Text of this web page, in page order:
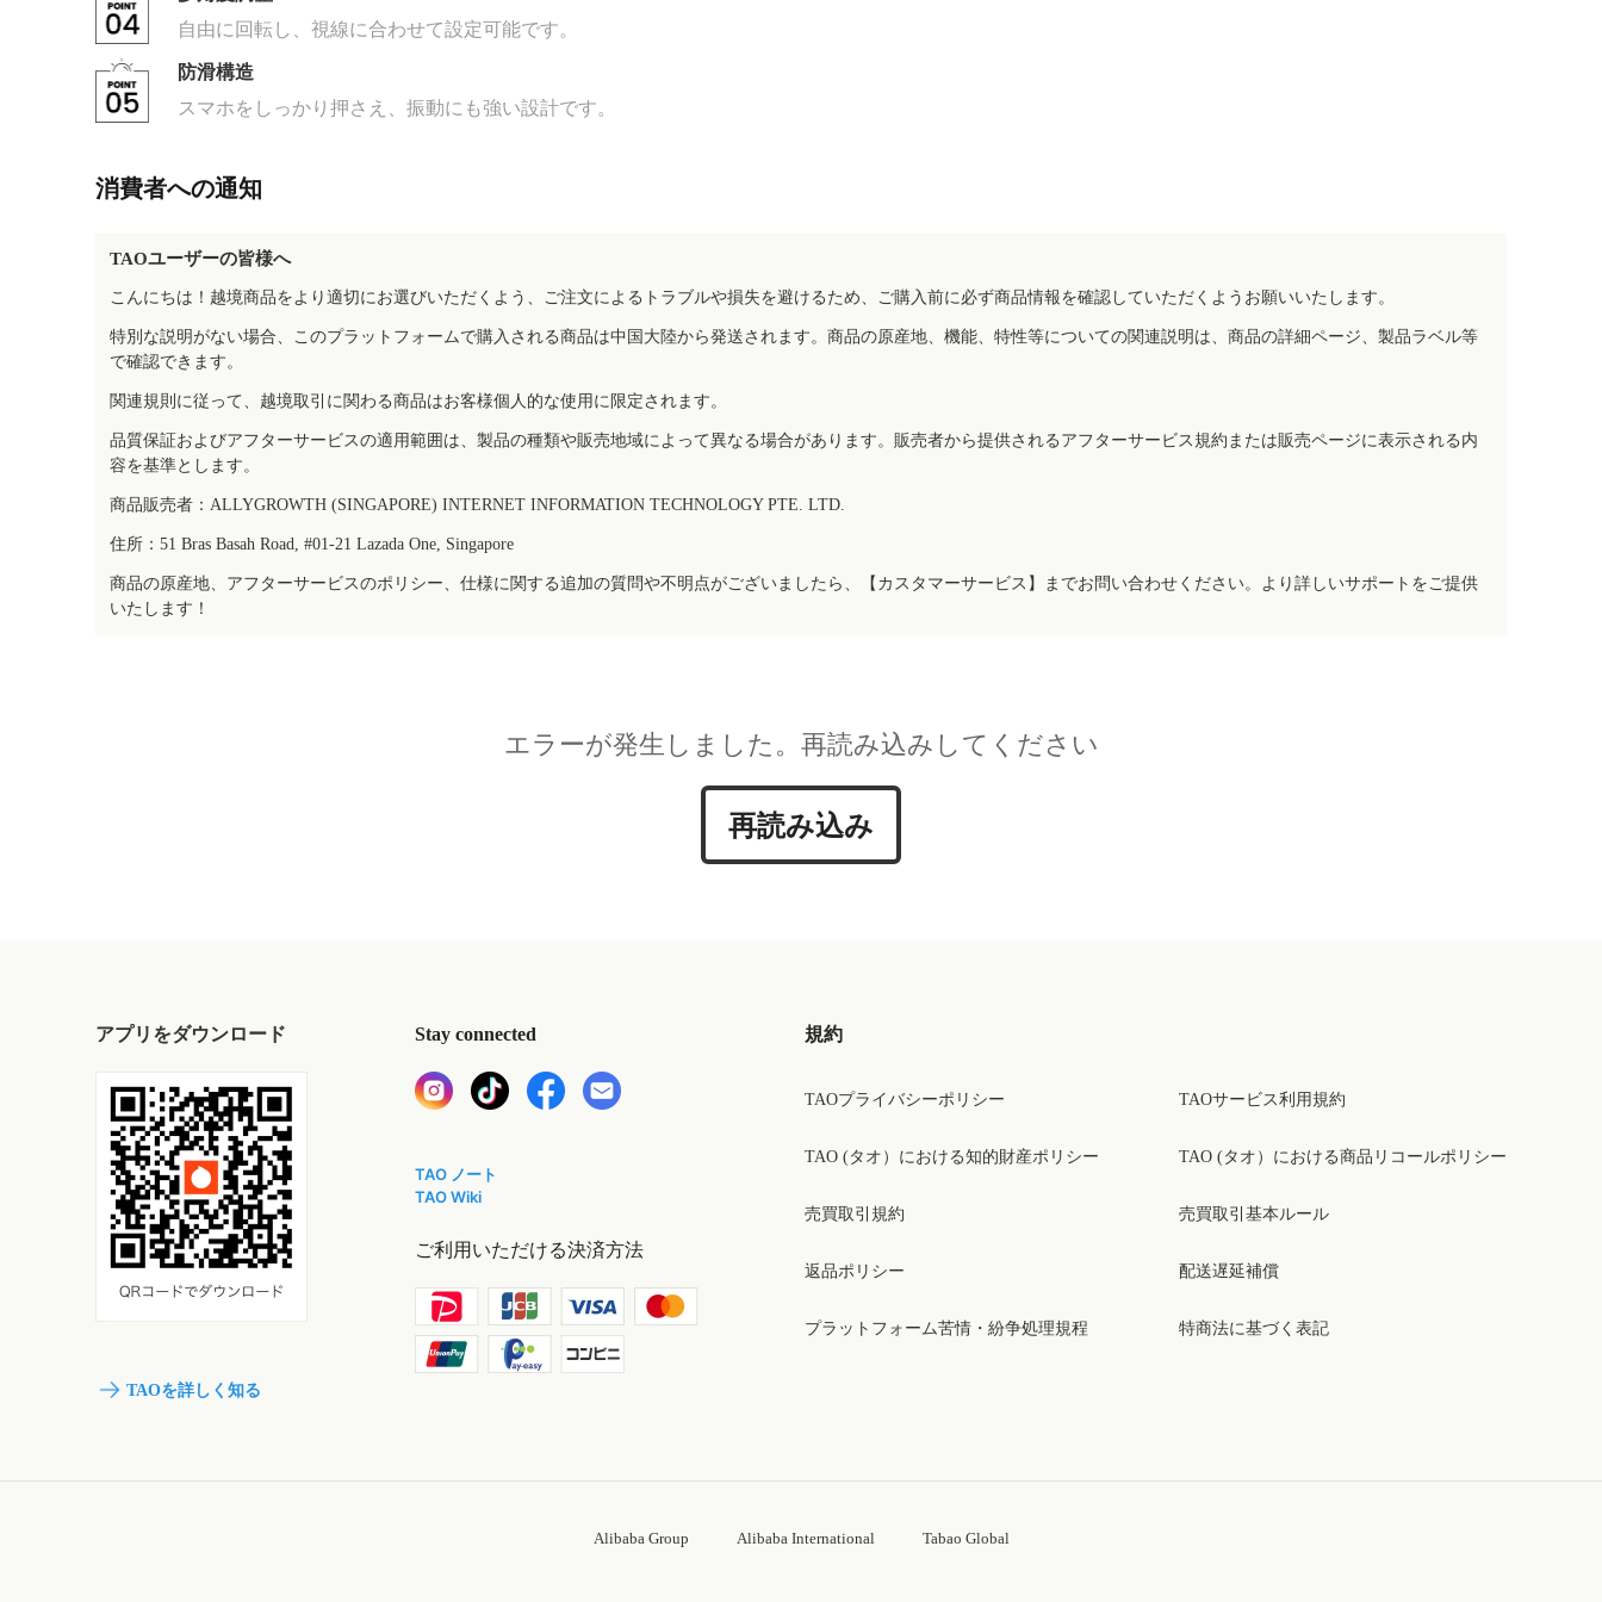
自由に回転し、視線に合わせて設定可能です。
防滑構造
スマホをしっかり押さえ、振動にも強い設計です。
消費者への通知
TAOユーザーの皆様へ
こんにちは！越境商品をより適切にお選びいただくよう、ご注文によるトラブルや損失を避けるため、ご購入前に必ず商品情報を確認していただくようお願いいたします。
特別な説明がない場合、このプラットフォームで購入される商品は中国大陸から発送されます。商品の原産地、機能、特性等についての関連説明は、商品の詳細ページ、製品ラベル等
で確認できます。
関連規則に従って、越境取引に関わる商品はお客様個人的な使用に限定されます。
品質保証およびアフターサービスの適用範囲は、製品の種類や販売地域によって異なる場合があります。販売者から提供されるアフターサービス規約または販売ページに表示される内
容を基準とします。
商品販売者：ALLYGROWTH (SINGAPORE) INTERNET INFORMATION TECHNOLOGY PTE. LTD.
住所：51 Bras Basah Road, #01-21 Lazada One, Singapore
商品の原産地、アフターサービスのポリシー、仕様に関する追加の質問や不明点がございましたら、【カスタマーサービス】までお問い合わせください。より詳しいサポートをご提供
いたします！
エラーが発生しました。再読み込みしてください
再読み込み
アプリをダウンロード
TAOを詳しく知る
Stay connected
TAO ノート
TAO Wiki
ご利用いただける決済方法
規約
TAOプライバシーポリシー
TAO (タオ）における知的財産ポリシー
売買取引規約
返品ポリシー
プラットフォーム苦情・紛争処理規程
TAOサービス利用規約
TAO (タオ）における商品リコールポリシー
売買取引基本ルール
配送遅延補償
特商法に基づく表記
Alibaba Group Alibaba International Tabao Global